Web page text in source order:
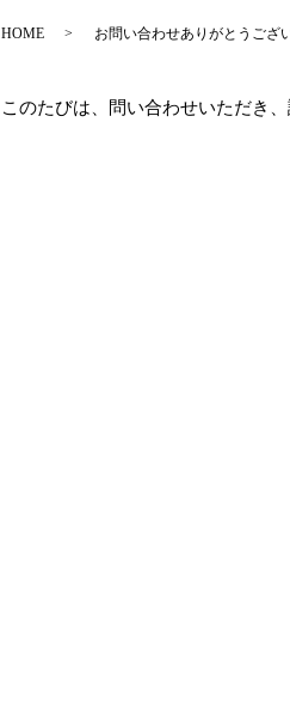
HOME お問い合わせありがとうござ
このたびは、問い合わせいただき